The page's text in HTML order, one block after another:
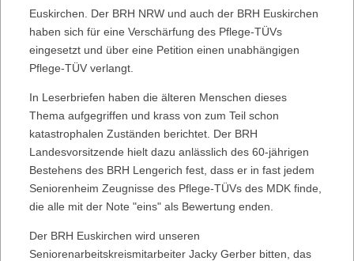
Euskirchen. Der BRH NRW und auch der BRH Euskirchen
haben sich für eine Verschärfung des Pflege-TÜVs
eingesetzt und über eine Petition einen unabhängigen
Pflege-TÜV verlangt.
In Leserbriefen haben die älteren Menschen dieses
Thema aufgegriffen und krass von zum Teil schon
katastrophalen Zuständen berichtet. Der BRH
Landesvorsitzende hielt dazu anlässlich des 60-jährigen
Bestehens des BRH Lengerich fest, dass er in fast jedem
Seniorenheim Zeugnisse des Pflege-TÜVs des MDK finde,
die alle mit der Note "eins" als Bewertung enden.
Der BRH Euskirchen wird unseren
Seniorenarbeitskreismitarbeiter Jacky Gerber bitten, das